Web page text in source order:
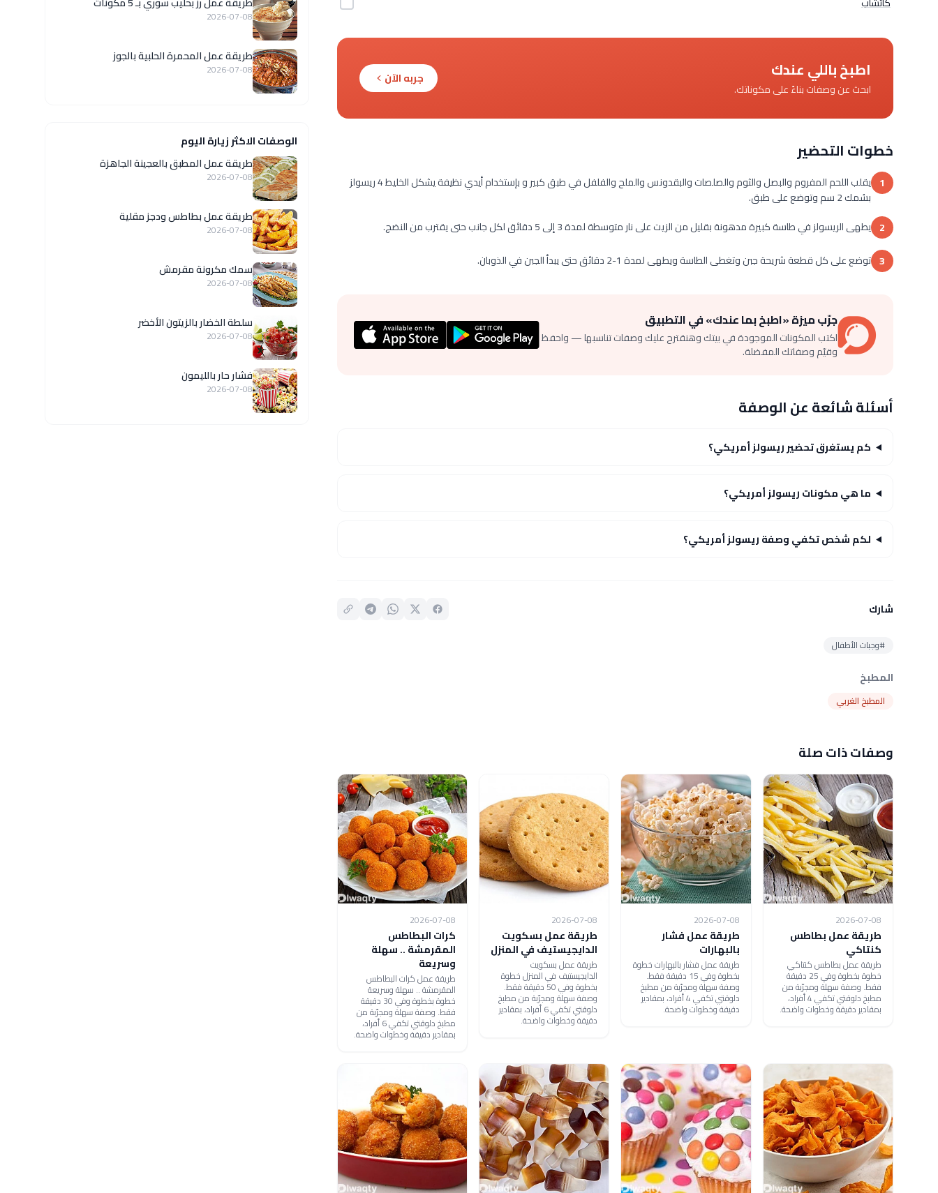
اطبخ باللي عندك
ابحث عن وصفات بناءً على مكوناتك.
جربه الآن
خطوات التحضير
1
يقلب اللحم المفروم والبصل والثوم والصلصات والبقدونس والملح والفلفل في طبق كبير و بإستخدام أيدي نظيفة يشكل الخليط 4 ريسولز
بسُمك 2 سم وتوضع على طبق.
2 يطهى الريسولز في طاسة كبيرة مدهونة بقليل من الزيت على نار متوسطة لمدة 3 إلى 5 دقائق لكل جانب حتى يقترب من النضج.
3 توضع على كل قطعة شريحة جبن وتغطى الطاسة ويطهى لمدة 1-2 دقائق حتى يبدأ الجبن في الذوبان.
جرّب ميزة «اطبخ بما عندك» في التطبيق
اكتب المكونات الموجودة في بيتك وهنقترح عليك وصفات تناسبها — واحفظ
وقيّم وصفاتك المفضلة.
أسئلة شائعة عن الوصفة
كم يستغرق تحضير ريسولز أمريكي؟
ما هي مكونات ريسولز أمريكي؟
لكم شخص تكفي وصفة ريسولز أمريكي؟
شارك
#وجبات الأطفال
المطبخ
المطبخ الغربي
وصفات ذات صلة
2026-07-08
طريقة عمل بطاطس
كنتاكي
طريقة عمل بطاطس كنتاكي
خطوة بخطوة وفي 25 دقيقة
فقط. وصفة سهلة ومجرّبة من
مطبخ دلوقتي تكفي 4 أفراد،
بمقادير دقيقة وخطوات واضحة.
2026-07-08
طريقة عمل فشار
بالبهارات
طريقة عمل فشار بالبهارات خطوة
بخطوة وفي 15 دقيقة فقط.
وصفة سهلة ومجرّبة من مطبخ
دلوقتي تكفي 4 أفراد، بمقادير
دقيقة وخطوات واضحة.
2026-07-08
طريقة عمل بسكويت
الدايجيستيف في المنزل
طريقة عمل بسكويت
الدايجيستيف في المنزل خطوة
بخطوة وفي 50 دقيقة فقط.
وصفة سهلة ومجرّبة من مطبخ
دلوقتي تكفي 6 أفراد، بمقادير
دقيقة وخطوات واضحة.
2026-07-08
كرات البطاطس
المقرمشة .. سهلة
وسريعة
طريقة عمل كرات البطاطس
المقرمشة .. سهلة وسريعة
خطوة بخطوة وفي 30 دقيقة
فقط. وصفة سهلة ومجرّبة من
مطبخ دلوقتي تكفي 6 أفراد،
بمقادير دقيقة وخطوات واضحة.
2026-07-08
طريقة عمل المحمرة الحلبية بالجوز
2026-07-08
الوصفات الاكثر زيارة اليوم
طريقة عمل المطبق بالعجينة الجاهزة
2026-07-08
طريقة عمل بطاطس ودجز مقلية
2026-07-08
سمك مكرونة مقرمش
2026-07-08
سلطة الخضار بالزيتون الأخضر
2026-07-08
فشار حار بالليمون
2026-07-08